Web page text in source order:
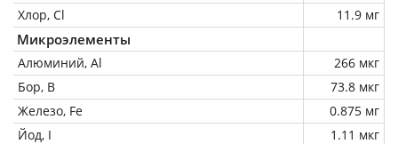
Хлор, Cl
11.9 мг
Микроэлементы
Алюминий, Al
266 мкг
Бор, B
73.8 мкг
Железо, Fe
0.875 мг
Йод, I
1.11 мкг